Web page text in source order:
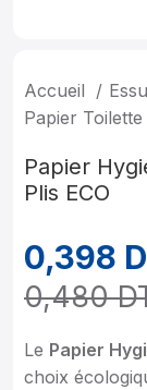
Accueil
Papier
Papier
Plis ECO
0,398
0,480
Le Papier
choix